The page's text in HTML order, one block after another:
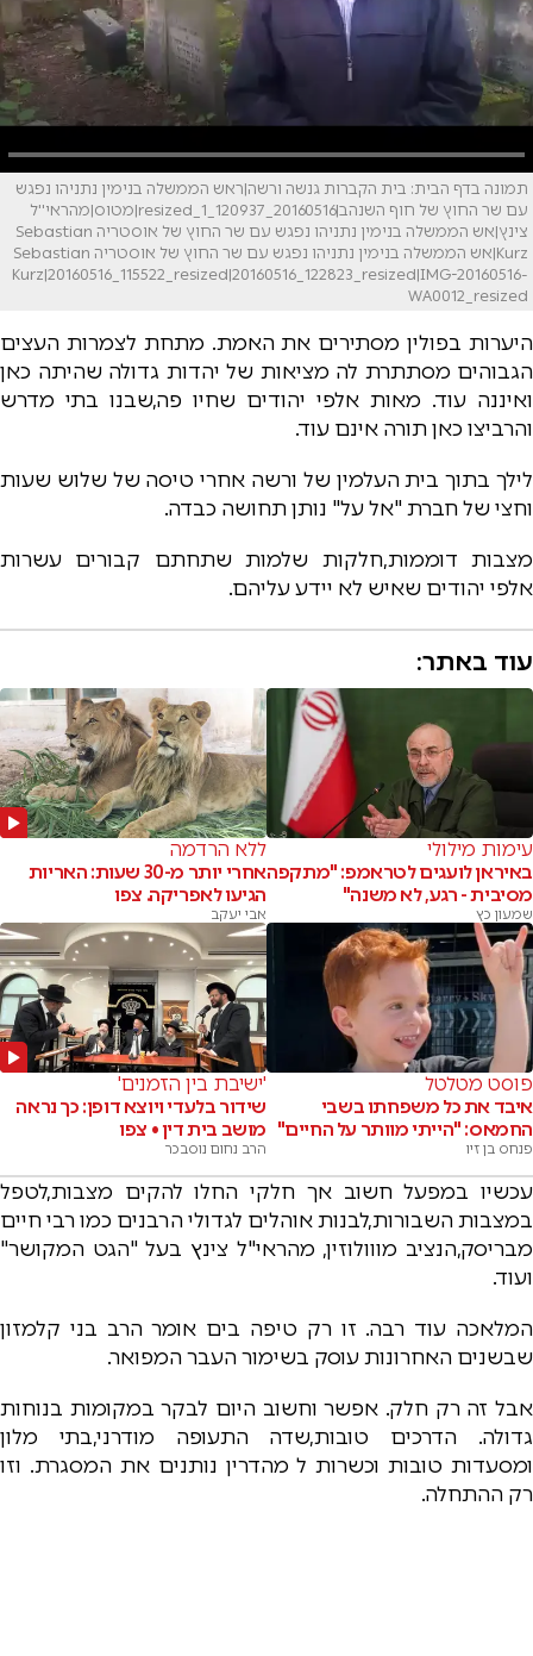
תמונה בדף הבית: בית הקברות גנשה ורשה|ראש הממשלה בנימין נתניהו נפגש
עם שר החוץ של חוף השנהב|20160516_120937_resized_1|מטוס|מהראי''ל
צינץ|אש הממשלה בנימין נתניהו נפגש עם שר החוץ של אוסטריה Sebastian
Kurz|אש הממשלה בנימין נתניהו נפגש עם שר החוץ של אוסטריה Sebastian
Kurz|20160516_115522_resized|20160516_122823_resized|IMG-20160516-
WA0012_resized
היערות בפולין מסתירים את האמת. מתחת לצמרות העצים
הגבוהים מסתתרת לה מציאות של יהדות גדולה שהיתה כאן
ואיננה עוד. מאות אלפי יהודים שחיו פה,שבנו בתי מדרש
והרביצו כאן תורה אינם עוד.
לילך בתוך בית העלמין של ורשה אחרי טיסה של שלוש שעות
וחצי של חברת "אל על" נותן תחושה כבדה.
מצבות דוממות,חלקות שלמות שתחתם קבורים עשרות
אלפי יהודים שאיש לא יידע עליהם.
עוד באתר:
עימות מילולי
באיראן לועגים לטראמפ: "מתקפה
מסיבית - רגע, לא משנה"
שמעון כץ
ללא הרדמה
אחרי יותר מ-30 שעות: האריות
הגיעו לאפריקה. צפו
אבי יעקב
פוסט מטלטל
איבד את כל משפחתו בשבי
החמאס: "הייתי מוותר על החיים"
פנחס בן זיו
'ישיבת בין הזמנים'
שידור בלעדי ויוצא דופן: כך נראה
מושב בית דין • צפו
הרב נחום נוסבכר
עכשיו במפעל חשוב אך חלקי החלו להקים מצבות,לטפל
במצבות השבורות,לבנות אוהלים לגדולי הרבנים כמו רבי חיים
מבריסק,הנציב מווולוזין, מהראי"ל צינץ בעל "הגט המקושר"
ועוד.
המלאכה עוד רבה. זו רק טיפה בים אומר הרב בני קלמזון
שבשנים האחרונות עוסק בשימור העבר המפואר.
אבל זה רק חלק. אפשר וחשוב היום לבקר במקומות בנוחות
גדולה. הדרכים טובות,שדה התעופה מודרני,בתי מלון
ומסעדות טובות וכשרות ל מהדרין נותנים את המסגרת. וזו
רק ההתחלה.